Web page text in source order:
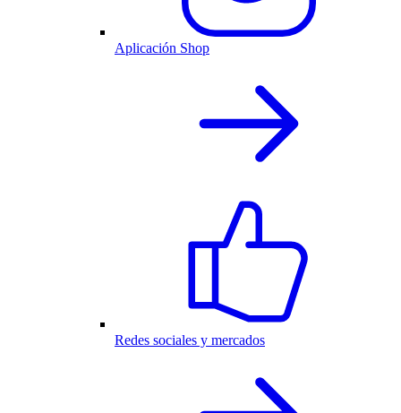
Aplicación Shop
Redes sociales y mercados